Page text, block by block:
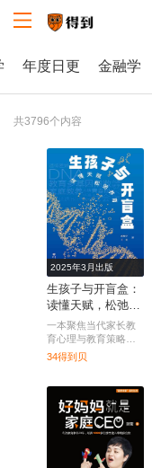
年度日更 金融学
共3796个内容
2025年3月出版
生孩子与开盲盒：
读懂天赋，松弛养
育
一本聚焦当代家长教
育心理与教育策略的
家庭教育类图书。
34得到贝